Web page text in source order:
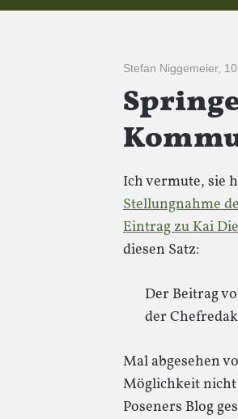
Stefan Niggemeier,
Ich vermute, sie
Stellungnahme
Eintrag zu Kai
diesen Satz:
Der Beitrag
der
Mal abgesehen
Möglichkeit nicht
Poseners Blog